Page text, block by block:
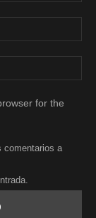
for the
comentarios a